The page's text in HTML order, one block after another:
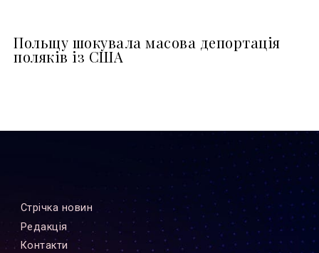
Польщу шокувала масова депортація
поляків із США
Стрiчка новин
Редакцiя
Контакти